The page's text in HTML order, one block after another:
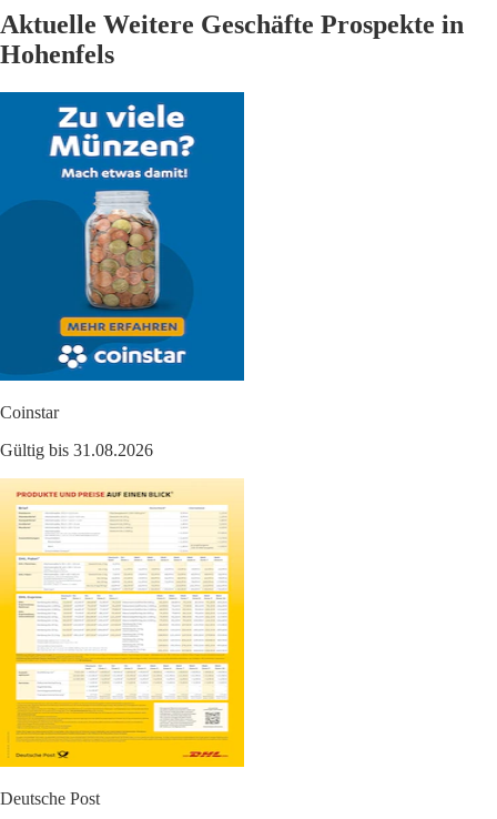
Aktuelle Weitere Geschäfte Prospekte in
Hohenfels
Coinstar
Gültig bis 31.08.2026
Deutsche Post